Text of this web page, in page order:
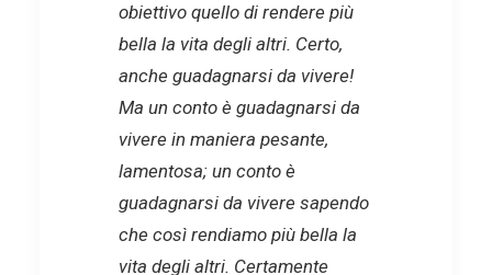
obiettivo quello di rendere più
bella la vita degli altri. Certo,
anche guadagnarsi da vivere!
Ma un conto è guadagnarsi da
vivere in maniera pesante,
lamentosa; un conto è
guadagnarsi da vivere sapendo
che così rendiamo più bella la
vita degli altri. Certamente